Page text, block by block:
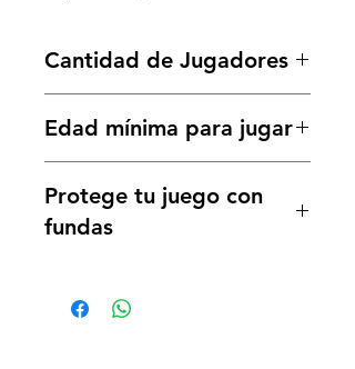
Cantidad de Jugadores
Edad mínima para jugar
Protege tu juego con
fundas